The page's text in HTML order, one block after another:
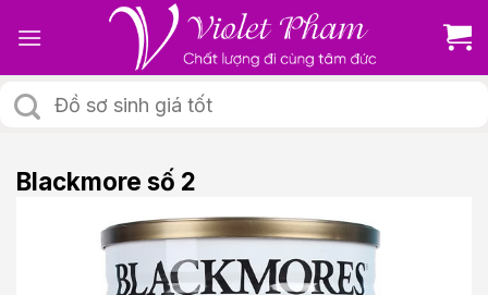
Tìm
kiếm:
Blackmore số 2